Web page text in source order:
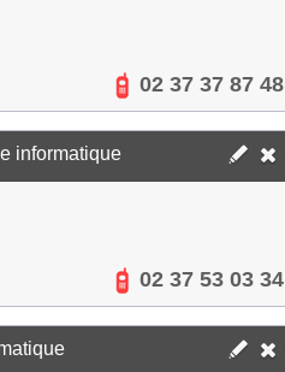
02 37 37 87 48
informatique
02 37 53 03 34